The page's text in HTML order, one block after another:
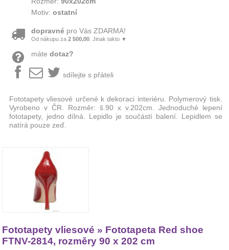
Motiv: ostatní
dopravnépro Vás ZDARMA!
Od nákupu za 2 500,00. Jinak takto ▼
máte dotaz?
sdílejte s přáteli
Fototapety vliesové určené k dekoraci interiéru. Polymerový tisk.
Vyrobeno v ČR. Rozměr: š.90 x v.202cm. Jednoduché lepení
fototapety, jedno dílná. Lepidlo je součástí balení. Lepidlem se
natírá pouze zeď.
Fototapety vliesové » Fototapeta Red shoe
FTNV-2814, rozměry 90 x 202 cm